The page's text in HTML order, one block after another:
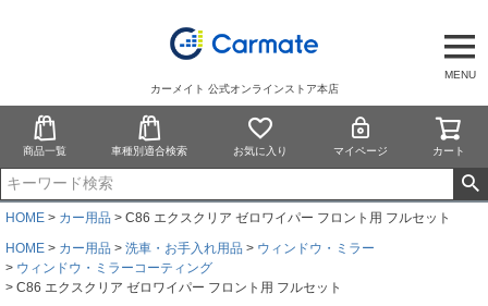
MENU
カーメイト 公式オンラインストア本店
商品一覧 車種別適合検索 お気に入り マイページ カート
HOME カー用品
C86 エクスクリア ゼロワイパー フロント用 フルセット
HOME
カー用品 洗車・お手入れ用品
ウィンドウ・ミラー
ウィンドウ・ミラーコーティング
C86 エクスクリア ゼロワイパー フロント用 フルセット